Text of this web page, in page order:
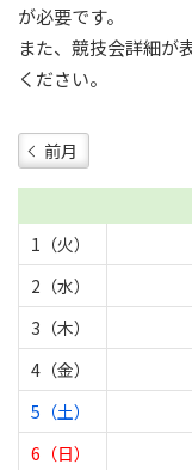
が必要です。
また、競技会詳細が
ください。
前月
1（火）
2（水）
3（木）
4（金）
5（土）
6（日）